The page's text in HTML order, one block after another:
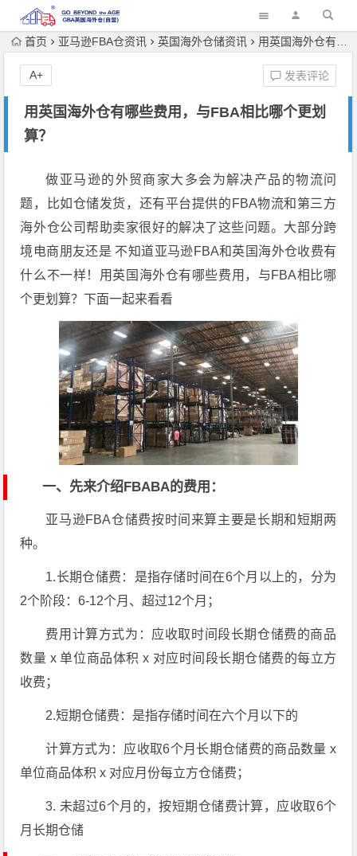
首页 亚马逊FBA仓资讯 英国海外仓储资讯 用英国海外仓有哪些费用，与FBA相比哪个更划算？
用英国海外仓有哪些费用，与FBA相比哪个更划
算？
发表评论
A+
做亚马逊的外贸商家大多会为解决产品的物流问
题，比如仓储发货，还有平台提供的FBA物流和第三方
海外仓公司帮助卖家很好的解决了这些问题。大部分跨
境电商朋友还是 不知道亚马逊FBA和英国海外仓收费有
什么不一样！用英国海外仓有哪些费用，与FBA相比哪
个更划算？下面一起来看看
一、先来介绍FBABA的费用：
亚马逊FBA仓储费按时间来算主要是长期和短期两
种。
1.长期仓储费：是指存储时间在6个月以上的，分为
2个阶段：6-12个月、超过12个月；
费用计算方式为：应收取时间段长期仓储费的商品
数量 x 单位商品体积 x 对应时间段长期仓储费的每立方
收费；
2.短期仓储费：是指存储时间在六个月以下的
计算方式为：应收取6个月长期仓储费的商品数量 x
单位商品体积 x 对应月份每立方仓储费；
3. 未超过6个月的，按短期仓储费计算，应收取6个
月长期仓储